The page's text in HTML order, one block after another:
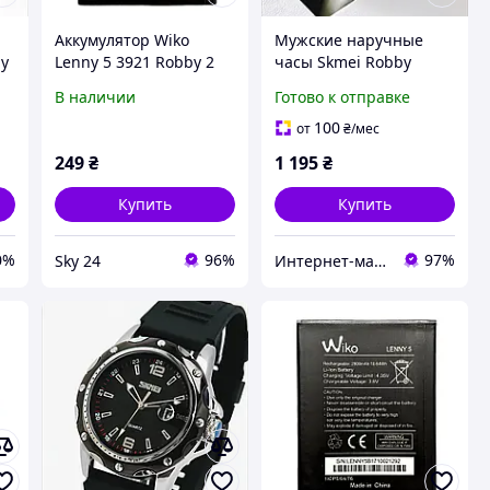
Аккумулятор Wiko
Lenny 5 3921 Robby 2
В наличии
249 ₴
Купить
Sky 24 96%
Мужские наручные
часы Skmei Robby
ремешка)
Готово к отправке
от 100₴/мес
1 195₴
Купить
Интернет-магазин Итакшоп 97%